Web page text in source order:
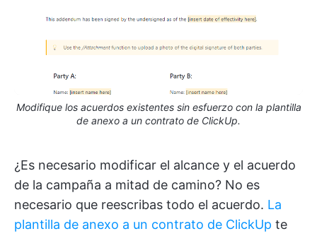
Modifique los acuerdos existentes sin esfuerzo con la plantilla
de anexo a un contrato de ClickUp.
¿Es necesario modificar el alcance y el acuerdo
de la campaña a mitad de camino? No es
necesario que reescribas todo el acuerdo. La
plantilla de anexo a un contrato de ClickUp te